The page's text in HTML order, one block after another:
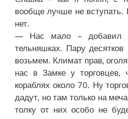
вообще лучше не вступать.
нет.
— Нас мало –
тельняшках. Пару
возьмем. Климат прав,
нас в Замке у торговцев,
кораблях около 70. Ну
дадут, но там только на
толку от них особо не